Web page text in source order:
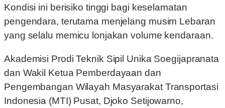
Kondisi ini berisiko tinggi bagi keselamatan
pengendara, terutama menjelang musim Lebaran
yang selalu memicu lonjakan volume kendaraan.
Akademisi Prodi Teknik Sipil Unika Soegijapranata
dan Wakil Ketua Pemberdayaan dan
Pengembangan Wilayah Masyarakat Transportasi
Indonesia (MTI) Pusat, Djoko Setijowarno,